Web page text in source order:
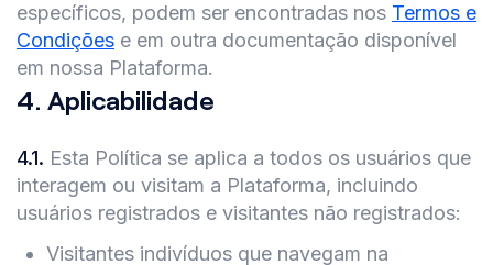
específicos, podem ser encontradas nos Termos e
Condições e em outra documentação disponível
em nossa Plataforma.
4. Aplicabilidade
4.1. Esta Política se aplica a todos os usuários que
interagem ou visitam a Plataforma, incluindo
usuários registrados e visitantes não registrados:
Visitantes indivíduos que navegam na